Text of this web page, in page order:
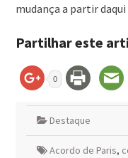
mudança a partir daqui
Partilhar este
0
Destaque
Acordo de Paris,